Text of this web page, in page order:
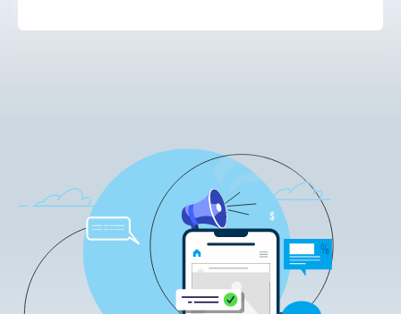
Tájékoztatás tanúsítványigénylésről
2025.05.05.
Teszt tanúsítványok elérhetősége